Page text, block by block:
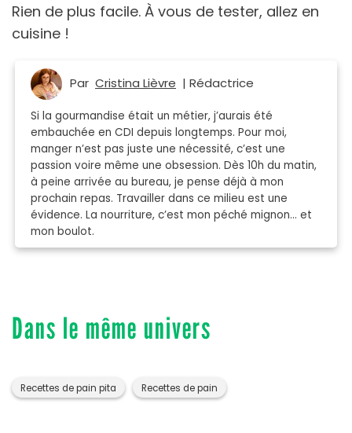
Rien de plus facile. À vous de tester, allez en
cuisine !
Par Cristina Lièvre | Rédactrice
Si la gourmandise était un métier, j’aurais été
embauchée en CDI depuis longtemps. Pour moi,
manger n’est pas juste une nécessité, c’est une
passion voire même une obsession. Dès 10h du matin,
à peine arrivée au bureau, je pense déjà à mon
prochain repas. Travailler dans ce milieu est une
évidence. La nourriture, c’est mon péché mignon… et
mon boulot.
Dans le même univers
Recettes de pain pita Recettes de pain